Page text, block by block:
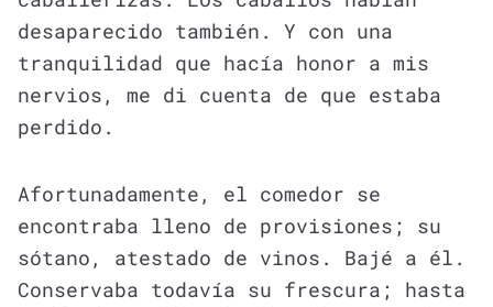
desaparecido también. Y con una
tranquilidad que hacía honor a mis
nervios, me di cuenta de que estaba
perdido.
Afortunadamente, el comedor se
encontraba lleno de provisiones; su
sótano, atestado de vinos. Bajé a él.
Conservaba todavía su frescura; hasta